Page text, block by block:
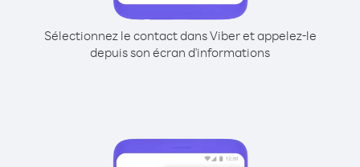
Sélectionnez le contact dans Viber et appelez-le
depuis son écran d'informations